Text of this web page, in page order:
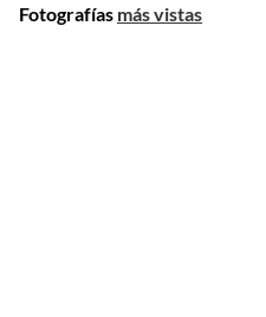
Fotografías más vistas